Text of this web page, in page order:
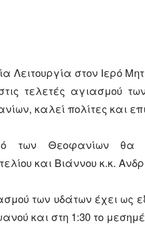
Λειτουργία στον Ιερό
τελετές αγιασμού
καλεί πολίτες και
Θεοφανίων θα
και Βιάννου κ.κ.
των υδάτων έχει ως
και στη 1:30 το